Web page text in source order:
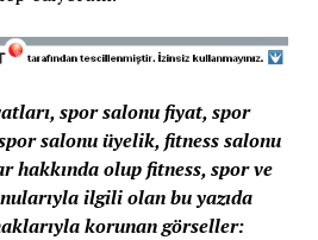
spor salonu fiyat, spor
salonu üyelik, fitness salonu
hakkında olup fitness, spor ve
ilgili olan bu yazıda
korunan görseller: